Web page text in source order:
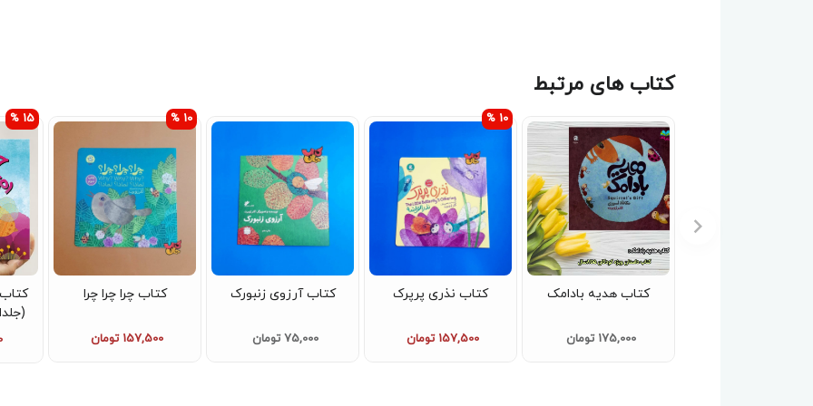
کتاب های مرتبط
کتاب نذری پرپرک
157,500 تومان
10 %
کتاب آرزوی زنبورک
75,000 تومان
کتاب چرا چرا چرا
157,500 تومان
10 %
کتاب حرف رمزی ممزی
سرزمین دوستی
89,250 تومان
15 %
10 %